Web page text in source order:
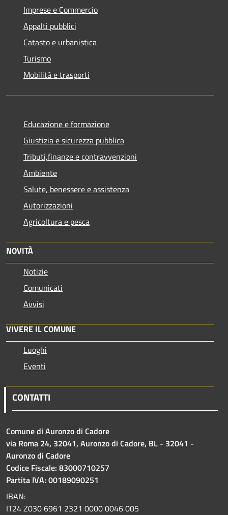
Imprese e Commercio
Appalti pubblici
Catasto e urbanistica
Turismo
Mobilità e trasporti
Educazione e formazione
Giustizia e sicurezza pubblica
Tributi,finanze e contravvenzioni
Ambiente
Salute, benessere e assistenza
Autorizzazioni
Agricoltura e pesca
NOVITÀ
Notizie
Comunicati
Avvisi
VIVERE IL COMUNE
Luoghi
Eventi
CONTATTI
Comune di Auronzo di Cadore
via Roma 24, 32041, Auronzo di Cadore, BL - 32041 -
Auronzo di Cadore
Codice Fiscale: 83000710257
Partita IVA: 00189090251
IBAN:
IT24 Z030 6961 2321 0000 0046 005